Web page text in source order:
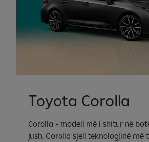
Toyota Corolla
Corolla - modeli më i shitur në
jush. Corolla sjell teknologjinë më